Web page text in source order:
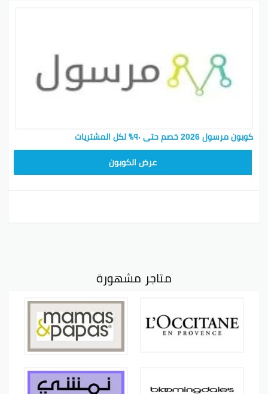
كوبون مرسول 2026 خصم حتى ٩٠٪ لكل المشتريات
عرض الكوبون
متاجر مشهورة